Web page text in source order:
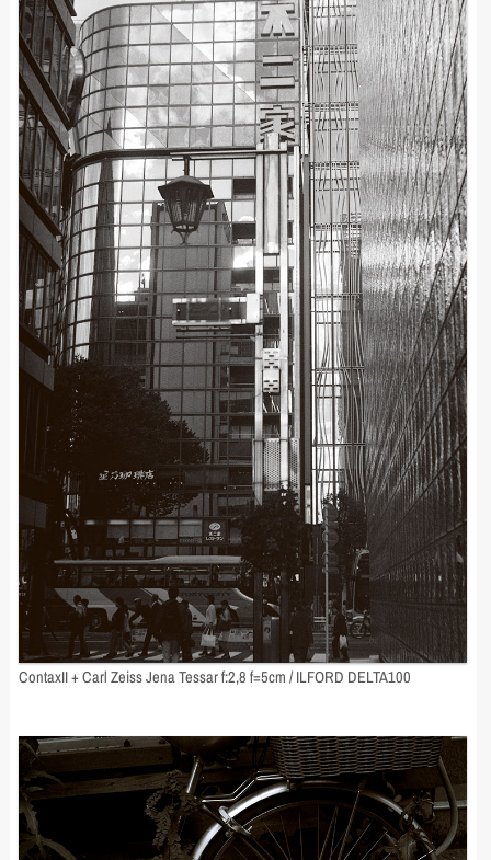
ContaxII + Carl Zeiss Jena Tessar f:2,8 f=5cm / ILFORD DELTA100